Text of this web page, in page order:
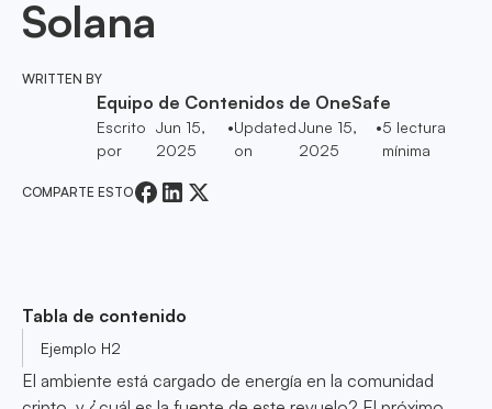
Solana
WRITTEN BY
Equipo de Contenidos de OneSafe
Escrito
por
Jun 15,
2025
•Updated
on
June 15,
2025
•5 lectura
mínima
COMPARTE ESTO
Tabla de contenido
Ejemplo H2
El ambiente está cargado de energía en la comunidad